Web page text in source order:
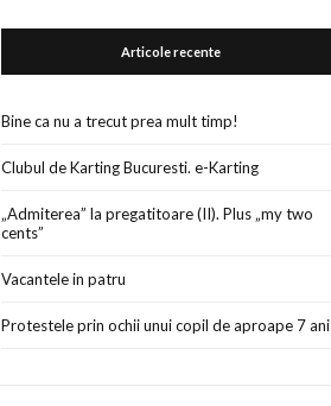
Articole recente
Bine ca nu a trecut prea mult timp!
Clubul de Karting Bucuresti. e-Karting
„Admiterea” la pregatitoare (II). Plus „my two
cents”
Vacantele in patru
Protestele prin ochii unui copil de aproape 7 ani